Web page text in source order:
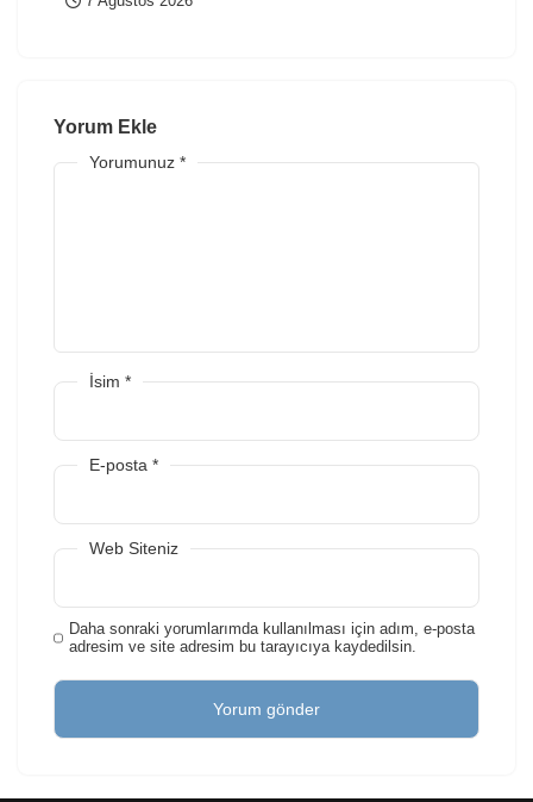
Yorum Ekle
Yorumunuz *
İsim *
E-posta *
Web Siteniz
Daha sonraki yorumlarımda kullanılması için adım, e-posta
adresim ve site adresim bu tarayıcıya kaydedilsin.